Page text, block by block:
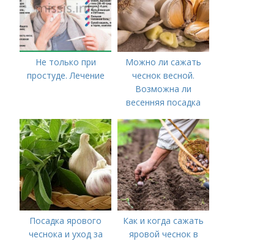
Не только при
простуде. Лечение
Можно ли сажать
чеснок весной.
Возможна ли
весенняя посадка
лучше делать
Посадка ярового
чеснока и уход за
Как и когда сажать
яровой чеснок в